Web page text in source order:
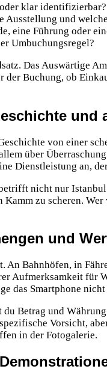
klar identifizierbar?
Ausstellung und
eine Führung oder
Umbuchungsregel?
Das Auswärtige
Buchung, ob
und
von einer
über
Dienstleistung an,
nicht nur
Kamm zu scheren.
und
Bahnhöfen, in
Aufmerksamkeit für
das Smartphone nicht
Betrag und
Vorsicht,
in der Fotogalerie.